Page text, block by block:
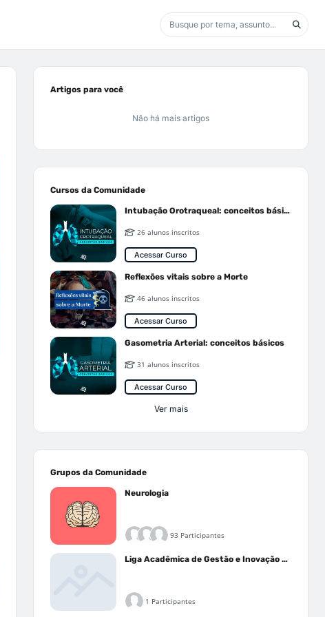
Artigos para você
Não há mais artigos
Cursos da Comunidade
Intubação Orotraqueal: conceitos básicos
26 alunos inscritos
Acessar Curso
Reflexões vitais sobre a Morte
46 alunos inscritos
Acessar Curso
Gasometria Arterial: conceitos básicos
31 alunos inscritos
Acessar Curso
Ver mais
Grupos da Comunidade
Neurologia
93 Participantes
Liga Acadêmica de Gestão e Inovação Médica - LAGIM
1 Participantes